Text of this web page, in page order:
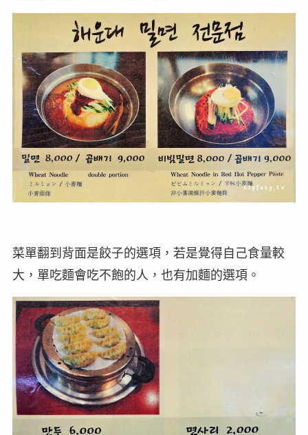
菜單翻到背面是餃子的選項，若是覺得自己食量較
大，單吃麵會吃不飽的人，也有加麵的選項。